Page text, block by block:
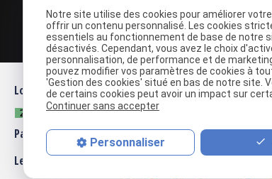
Louvre-Rivoli
Palais Royal Musée du Louvre
Les Halles
Notre site utilise des cookies pour améliorer
offrir un contenu personnalisé. Les cookies
essentiels au fonctionnement de base de notre
désactivés. Cependant, vous avez le choix
personnalisation, de performance et de
pouvez modifier vos paramètres de cookies à
'Gestion des cookies' situé en bas de notre site.
de certains cookies peut avoir un impact sur
Continuer sans accepter
Personnaliser